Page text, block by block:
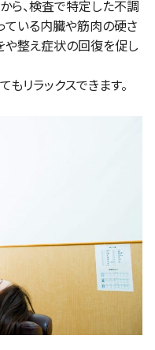
ら、検査で特定した不調
ている内臓や筋肉の硬さ
や整え症状の回復を促し
リラックスできます。